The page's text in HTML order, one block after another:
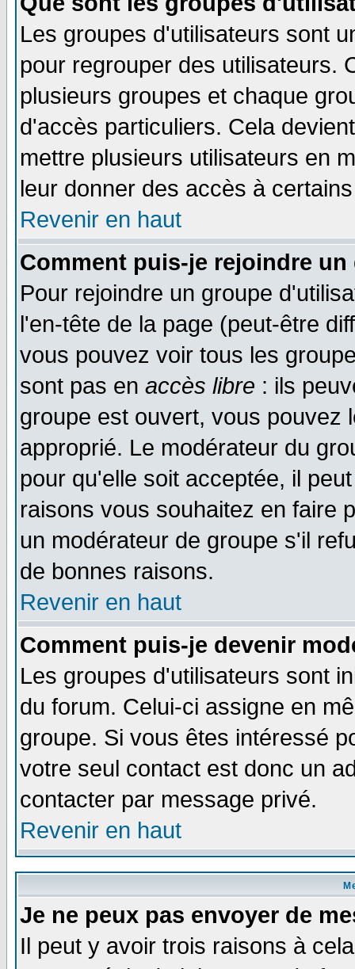
Les groupes d'utilisateurs sont
pour regrouper des utilisateurs.
plusieurs groupes et chaque
d'accès particuliers. Cela
mettre plusieurs utilisateurs en
leur donner des accès à
Revenir en haut
Comment puis-je rejoindre
Pour rejoindre un groupe
l'en-tête de la page (peut-être
vous pouvez voir tous les
sont pas en accès libre : ils
groupe est ouvert, vous pouvez
approprié. Le modérateur du
pour qu'elle soit acceptée, il
raisons vous souhaitez en faire
un modérateur de groupe s'il
de bonnes raisons.
Revenir en haut
Comment puis-je devenir
Les groupes d'utilisateurs sont
du forum. Celui-ci assigne en
groupe. Si vous êtes intéressé
votre seul contact est donc un
contacter par message privé.
Revenir en haut
Je ne peux pas envoyer de
Il peut y avoir trois raisons à